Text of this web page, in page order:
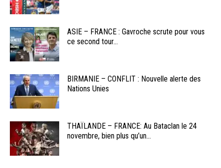
ASIE – FRANCE : Gavroche scrute pour vous
ce second tour...
BIRMANIE – CONFLIT : Nouvelle alerte des
Nations Unies
THAÏLANDE – FRANCE: Au Bataclan le 24
novembre, bien plus qu’un...